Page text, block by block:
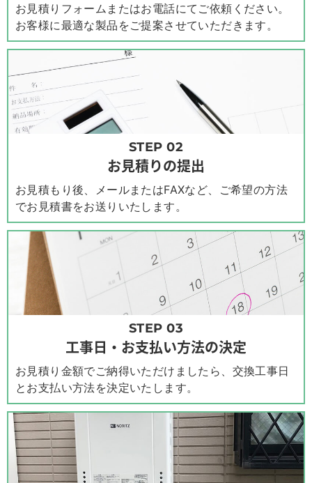
お見積りフォームまたはお電話にてご依頼ください。
お客様に最適な製品をご提案させていただきます。
STEP 02
お見積りの提出
お見積もり後、メールまたはFAXなど、ご希望の方法
でお見積書をお送りいたします。
STEP 03
工事日・お支払い方法の決定
お見積り金額でご納得いただけましたら、交換工事日
とお支払い方法を決定いたします。